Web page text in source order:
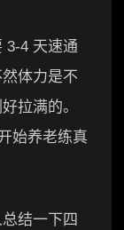
3-4 天速通
体力是不
拉满的。
始养老练真
结一下四